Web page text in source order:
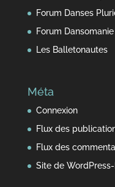
Forum Danses
Forum Dansomanie
Les Balletonautes
Méta
Connexion
Flux des
Flux des
Site de WordPress-